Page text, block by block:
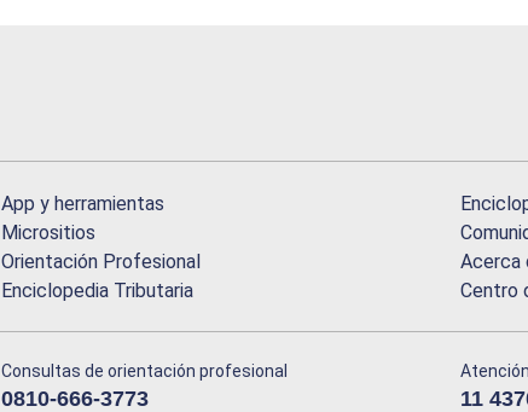
App y herramientas
Micrositios
Orientación Profesional
Enciclopedia Tributaria
Acerca
Centro
Consultas de orientación profesional
0810-666-3773 11